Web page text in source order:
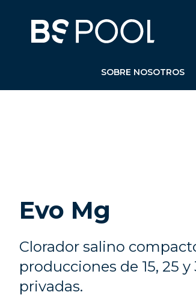
SOBRE NOSOTROS
Evo Mg
Clorador salino
producciones de 15, 25
privadas.